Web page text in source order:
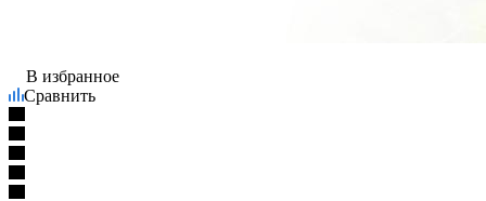
В избранное
Сравнить